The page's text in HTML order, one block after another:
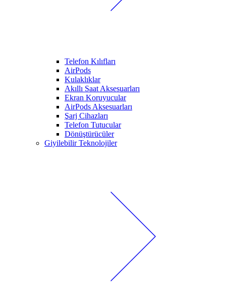
Telefon Kılıfları
AirPods
Kulaklıklar
Akıllı Saat Aksesuarları
Ekran Koruyucular
AirPods Aksesuarları
Şarj Cihazları
Telefon Tutucular
Dönüştürücüler
Giyilebilir Teknolojiler